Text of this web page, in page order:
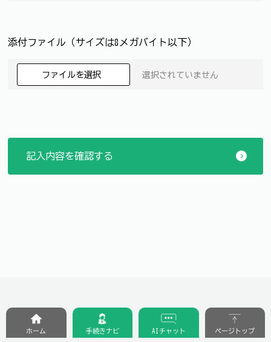
添付ファイル（サイズは8メガバイト以下）
ファイルを選択 選択されていません
ホーム 手続きナビ AIチャット ページトップ